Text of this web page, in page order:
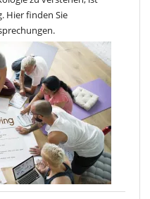
Hier finden Sie